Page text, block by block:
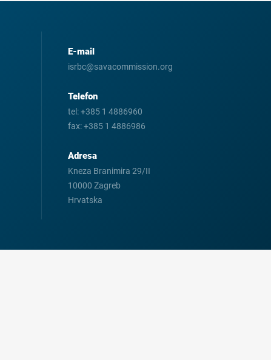
E-mail
isrbc@savacommission.org
Telefon
tel:+385 1 4886960
fax:+385 1 4886986
Adresa
Kneza Branimira 29/II
10000 Zagreb
Hrvatska